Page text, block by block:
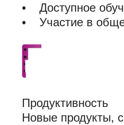
• Доступное
• Участие в
Продуктивность
Новые продукты,